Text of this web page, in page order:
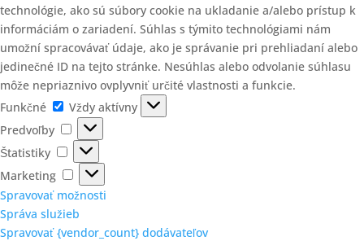
technológie, ako sú súbory cookie na ukladanie a/alebo prístup k
informáciám o zariadení. Súhlas s týmito technológiami nám
umožní spracovávať údaje, ako je správanie pri prehliadaní alebo
jedinečné ID na tejto stránke. Nesúhlas alebo odvolanie súhlasu
môže nepriaznivo ovplyvniť určité vlastnosti a funkcie.
Funkčné
Funkčné
Vždy aktívny
Predvoľby
Predvoľby
Štatistiky
Štatistiky
Marketing
Marketing
Spravovať možnosti
Správa služieb
Spravovať {vendor_count} dodávateľov